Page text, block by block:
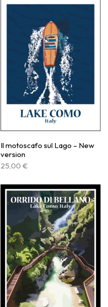
Il motoscafo sul Lago – New
version
25,00 €